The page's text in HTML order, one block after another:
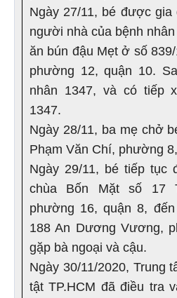
Ngày 27/11, bé được
người nhà của bệnh
ăn bún đậu Mẹt ở số
phường 12, quận 10.
nhân 1347, và có tiếp
1347.
Ngày 28/11, ba mẹ chở
Phạm Văn Chí, phường
Ngày 29/11, bé tiếp tục
chùa Bốn Mặt số 17
phường 16, quận 8,
188 An Dương Vương,
gặp bà ngoại và cậu.
Ngày 30/11/2020, Trung
tật TP.HCM đã điều tra